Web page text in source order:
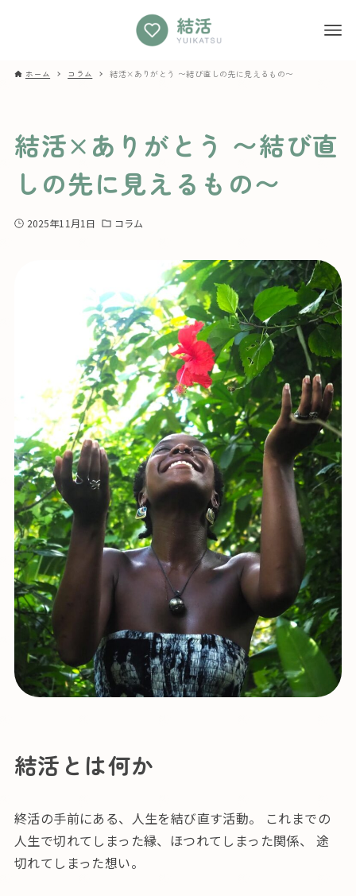
ホーム コラム 結活×ありがとう 〜結び直しの先に見えるもの〜
結活×ありがとう 〜結び直
しの先に見えるもの〜
2025年11月1日 コラム
結活とは何か
終活の手前にある、人生を結び直す活動。 これまでの
人生で切れてしまった縁、ほつれてしまった関係、 途
切れてしまった想い。